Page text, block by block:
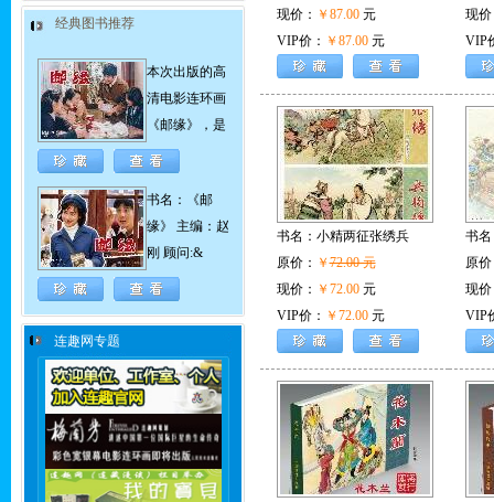
经典图书推荐
本次出版的高
清电影连环画
《邮缘》，是
书名：《邮
缘》 主编：赵
刚 顾问:&
连趣网专题
现价： ￥87.00元
VIP价： ￥87.00元
现价
VIP
书名： 小精两征张绣兵
原价： ￥72.00 元
现价： ￥72.00元
VIP价： ￥72.00元
书名
原
现价
VIP